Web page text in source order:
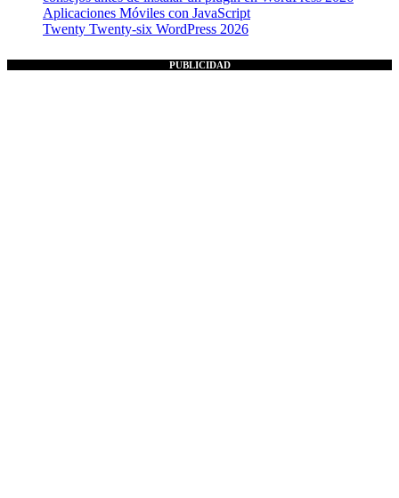
Aplicaciones Móviles con JavaScript
Twenty Twenty-six WordPress 2026
PUBLICIDAD